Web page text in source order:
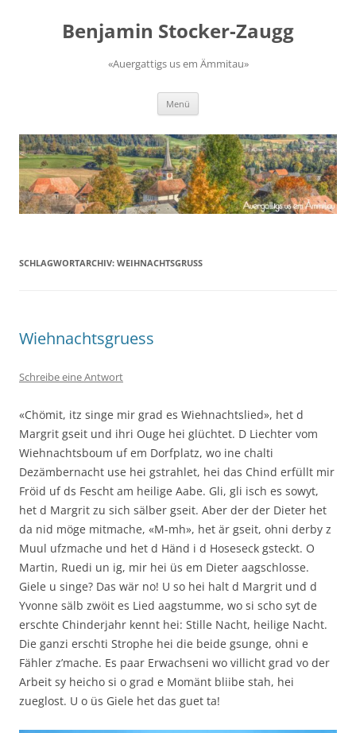
springenBenjamin Stocker-Zaugg
«Auergattigs us em Ämmitau»
Menü
SCHLAGWORTARCHIV: WEIHNACHTSGRUSS
Wiehnachtsgruess
Schreibe eine Antwort
«Chömit, itz singe mir grad es Wiehnachtslied», het d
Margrit gseit und ihri Ouge hei glüchtet. D Liechter vom
Wiehnachtsboum uf em Dorfplatz, wo ine chalti
Dezämbernacht use hei gstrahlet, hei das Chind erfüllt mir
Fröid uf ds Fescht am heilige Aabe. Gli, gli isch es sowyt,
het d Margrit zu sich sälber gseit. Aber der der Dieter het
da nid möge mitmache, «M-mh», het är gseit, ohni derby z
Muul ufzmache und het d Händ i d Hoseseck gsteckt. O
Martin, Ruedi un ig, mir hei üs em Dieter aagschlosse.
Giele u singe? Das wär no! U so hei halt d Margrit und d
Yvonne sälb zwöit es Lied aagstumme, wo si scho syt de
erschte Chinderjahr kennt hei: Stille Nacht, heilige Nacht.
Die ganzi erschti Strophe hei die beide gsunge, ohni e
Fähler z’mache. Es paar Erwachseni wo villicht grad vo der
Arbeit sy heicho si o grad e Momänt bliibe stah, hei
zueglost. U o üs Giele het das guet ta!